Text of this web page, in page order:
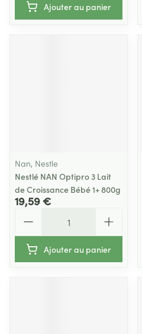
Ajouter au panier
Nan, Nestle
Nestlé NAN Optipro 3 Lait
de Croissance Bébé 1+ 800g
19,59 €
Ajouter au panier